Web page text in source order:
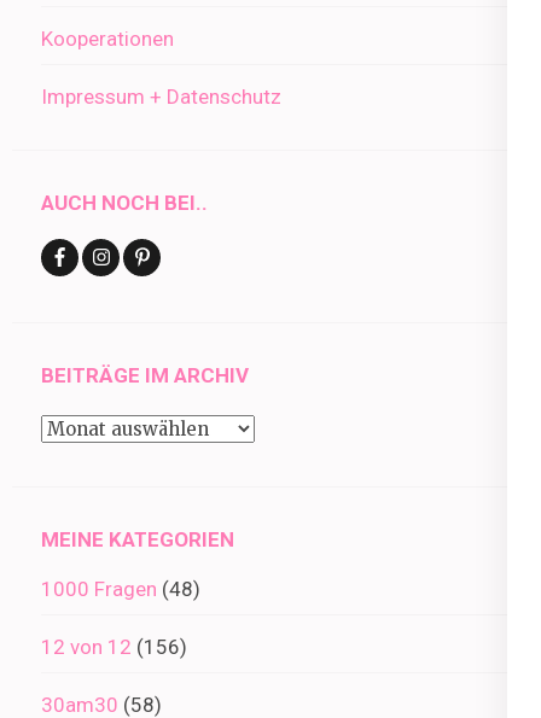
Kooperationen
Impressum + Datenschutz
AUCH NOCH BEI..
BEITRÄGE IM ARCHIV
Beiträge
MEINE KATEGORIEN
1000 Fragen (48)
12 von 12 (156)
30am30 (58)